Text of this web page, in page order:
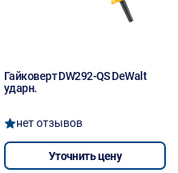
Гайковерт DW292-QS DeWalt
ударн.
нет отзывов
Уточнить цену